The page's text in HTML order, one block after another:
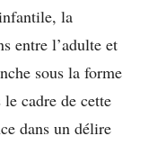
la
entre l’adulte et
sous la forme
cadre de cette
dans un délire